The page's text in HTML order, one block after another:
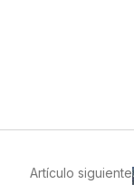
Artículo siguiente